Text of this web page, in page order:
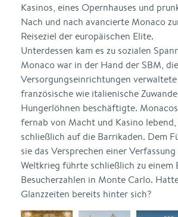
Kasinos, eines Opernhauses und
Nach und nach avancierte Monaco
Reiseziel der europäischen Elite.
Unterdessen kam es zu sozialen
Monaco war in der Hand der SBM,
Versorgungseinrichtungen
französische wie italienische
Hungerlöhnen beschäftigte.
fernab von Macht und Kasino lebend,
schließlich auf die Barrikaden. Dem
sie das Versprechen einer
Weltkrieg führte schließlich zu einem
Besucherzahlen in Monte Carlo.
Glanzzeiten bereits hinter sich?